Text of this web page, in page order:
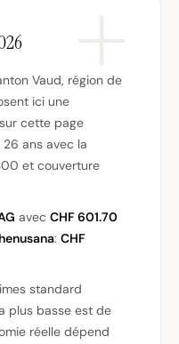
Vaud, région de
ici une
cette page
ans avec la
et couverture
avec CHF 601.70
: CHF
standard
plus basse est de
réelle dépend